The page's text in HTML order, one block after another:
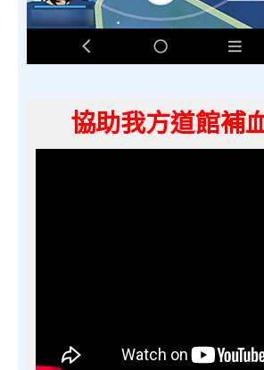
協助我方道館補